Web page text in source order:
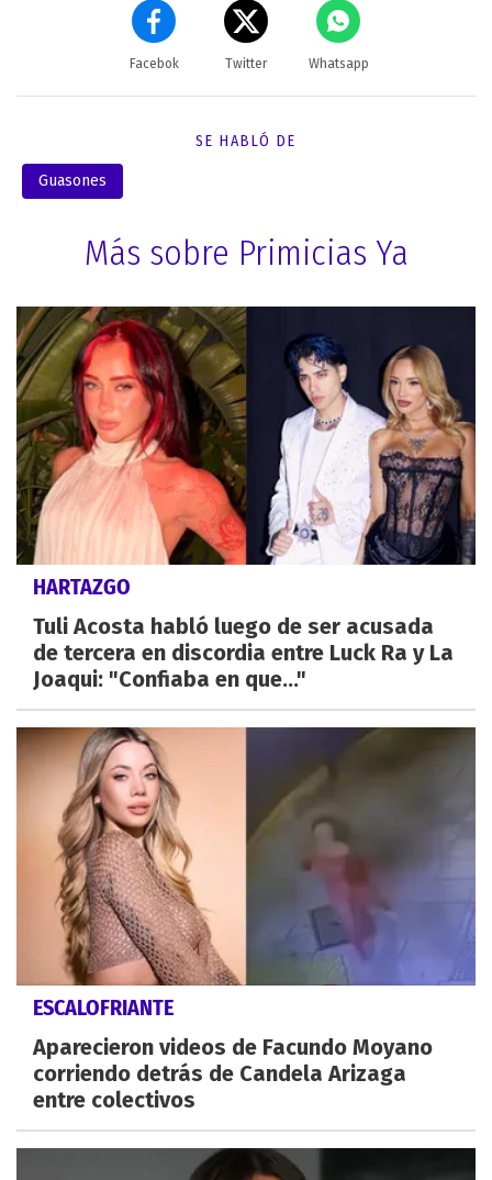
Facebok Twitter Whatsapp
SE HABLÓ DE
Guasones
Más sobre Primicias Ya
HARTAZGO
Tuli Acosta habló luego de ser acusada
de tercera en discordia entre Luck Ra y La
Joaqui: "Confiaba en que..."
ESCALOFRIANTE
Aparecieron videos de Facundo Moyano
corriendo detrás de Candela Arizaga
entre colectivos